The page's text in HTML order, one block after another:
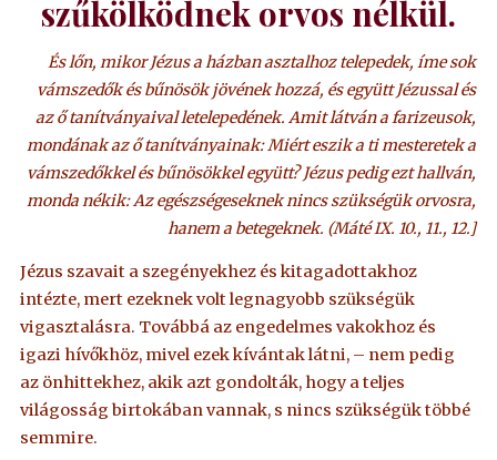
szűkölködnek orvos nélkül.
És lőn, mikor Jézus a házban asztalhoz telepedek, íme sok
vámszedők és bűnösök jövének hozzá, és együtt Jézussal és
az ő tanítványaival letelepedének. Amit látván a farizeusok,
mondának az ő tanítványainak: Miért eszik a ti mesteretek a
vámszedőkkel és bűnösökkel együtt? Jézus pedig ezt hallván,
monda nékik: Az egészségeseknek nincs szükségük orvosra,
hanem a betegeknek. (Máté IX. 10., 11., 12.]
Jézus szavait a szegényekhez és kitagadottakhoz
intézte, mert ezeknek volt legnagyobb szükségük
vigasztalásra. Továbbá az engedelmes vakokhoz és
igazi hívőkhöz, mivel ezek kívántak látni, – nem pedig
az önhittekhez, akik azt gondolták, hogy a teljes
világosság birtokában vannak, s nincs szükségük többé
semmire.